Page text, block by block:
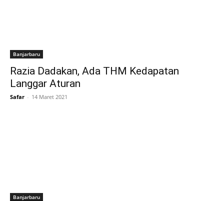
Banjarbaru
Razia Dadakan, Ada THM Kedapatan
Langgar Aturan
Safar - 14 Maret 2021
Banjarbaru